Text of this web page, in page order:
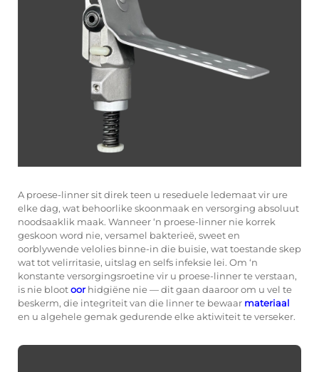
A proese-linnersit direk teen u reseduele ledemaat vir ure
elke dag, wat behoorlike skoonmaak en versorging absoluut
noodsaaklik maak. Wanneer ‘n proese-linner nie korrek
geskoon word nie, versamel bakterieë, sweet en
oorblywende velolies binne-in die buisie, wat toestande skep
wat tot velirritasie, uitslag en selfs infeksie lei. Om ‘n
konstante versorgingsroetine vir u proese-linner te verstaan,
is nie blootoorhidgiëne nie — dit gaan daaroor om u vel te
beskerm, die integriteit van die linner te bewaar materiaal
en u algehele gemak gedurende elke aktiwiteit te verseker.